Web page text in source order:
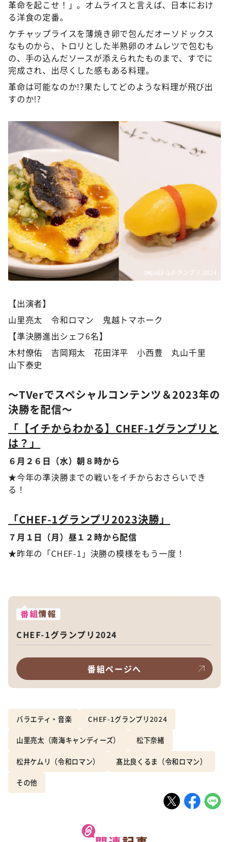
革命を起こせ！」。オムライスと言えば、日本におけ
る洋食の定番。
ケチャップライスを薄焼き卵で包んだオーソドックス
なものから、トロリとした半熟卵のオムレツで包むも
の、手の込んだソースが添えられたものまで、すでに
完成され、出尽くした感もある料理。
革命は可能なのか!?果たしてどのような料理が飛び出
すのか!?
©️CHEF-1グランプリ 2024
【出演者】
山里亮太 令和ロマン 鬼越トマホーク
【準決勝進出シェフ6名】
木村僚佑 吉岡翔太 花田洋平 小西豊 丸山千里
山下泰史
～TVerでスペシャルコンテンツ＆2023年の
決勝を配信～
「【イチからわかる】CHEF-1グランプリと
は？」
６月２６日（水）朝８時から
★今年の準決勝までの戦いをイチからおさらいでき
る！
「CHEF-1グランプリ2023決勝」
７月１日（月）昼１２時から配信
★昨年の「CHEF-1」決勝の模様をもう一度！
番組情報
CHEF-1グランプリ2024
番組ページへ
バラエティ・音楽 CHEF-1グランプリ2024
山里亮太（南海キャンディーズ） 松下奈緒
松井ケムリ（令和ロマン） 髙比良くるま（令和ロマン）
その他